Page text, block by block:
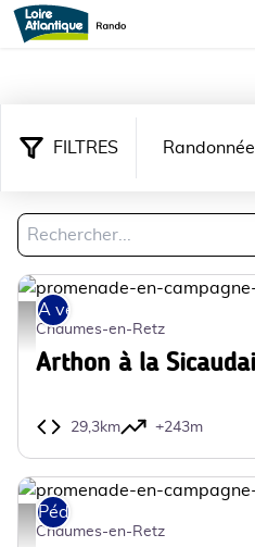
FILTRES
8 311 résultats trouvés
Recherche
promenade-en-campagne-16168 -
A vélo
Chaumes-en-Retz
Arthon à la
29,3km +243m
promenade-en-campagne-16168 -
Pédestre
Chaumes-en-Retz